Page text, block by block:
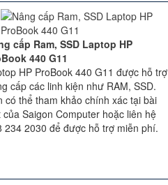
cấp Ram, SSD Laptop HP
440 G11
HP ProBook 440 G11 được hỗ trợ
cấp các linh kiện như RAM, SSD.
có thể tham khảo chính xác tại bài
của Saigon Computer hoặc liên hệ
234 2030 để được hỗ trợ miễn phí.